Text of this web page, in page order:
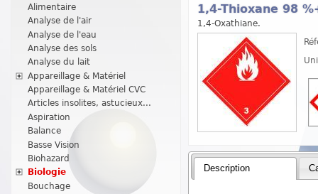
Alimentaire
Analyse de l'air
Analyse de l'eau
Analyse des sols
Analyse du lait
Appareillage & Matériel
Appareillage & Matériel CVC
Articles insolites, astucieux...
Aspiration
Balance
Basse Vision
Biohazard
Biologie
Bouchage
1,4-Thioxane 98
1,4-Oxathiane.
Description